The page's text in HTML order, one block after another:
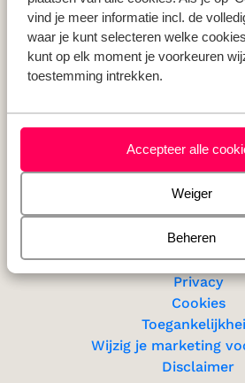
vind je meer informatie incl. de
waar je kunt selecteren welke
kunt op elk moment je voorkeuren
toestemming intrekken.
Accepteer alle
Weiger
Beheren
Herfstvakantie
Verantwoord op
Vacatures
Sitemap
Privacy &
Privacy
Cookies
Wijzig je marketing
Disclaimer